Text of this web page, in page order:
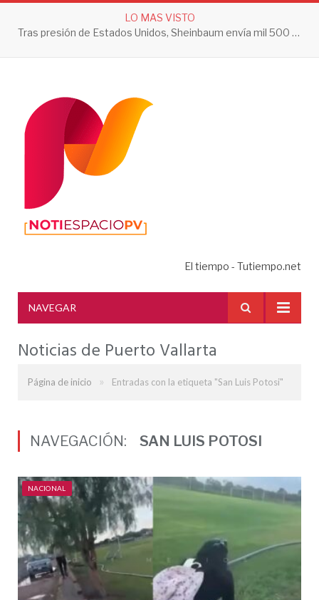
LO MAS VISTO
Tras presión de Estados Unidos, Sheinbaum envía mil 500 soldados a Michoacán
El tiempo - Tutiempo.net
NAVEGAR
Noticias de Puerto Vallarta
Página de inicio » Entradas con la etiqueta "San Luis Potosi"
NAVEGACIÓN: SAN LUIS POTOSI
NACIONAL